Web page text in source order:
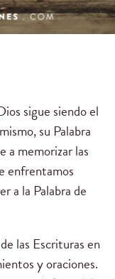
sigue siendo el
su Palabra
a memorizar las
enfrentamos
a la Palabra de
las Escrituras en
y oraciones.